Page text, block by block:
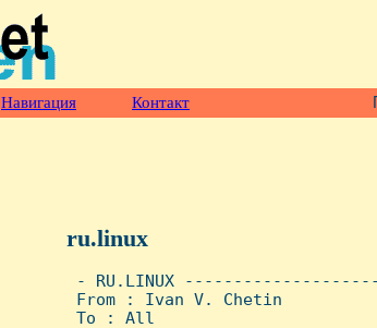
Навигация Контакт
ru.linux
- RU.LINUX
From : Ivan V. Chetin
To : All